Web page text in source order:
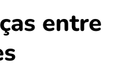
entre